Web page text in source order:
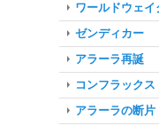
ワールドウェイ
ゼンディカー
アラーラ再誕
コンフラックス
アラーラの断片